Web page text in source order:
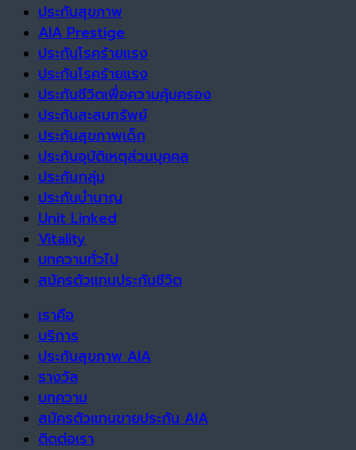
ประกันสุขภาพ
AIA Prestige
ประกันโรคร้ายแรง
ประกันโรคร้ายแรง
ประกันชีวิตเพื่อความคุ้มครอง
ประกันสะสมทรัพย์
ประกันสุขภาพเด็ก
ประกันอุบัติเหตุส่วนบุคคล
ประกันกลุ่ม
ประกันบำนาญ
Unit Linked
Vitality
บทความทั่วไป
สมัครตัวแทนประกันชีวิต
เราคือ
บริการ
ประกันสุขภาพ AIA
รางวัล
บทความ
สมัครตัวแทนขายประกัน AIA
ติดต่อเรา